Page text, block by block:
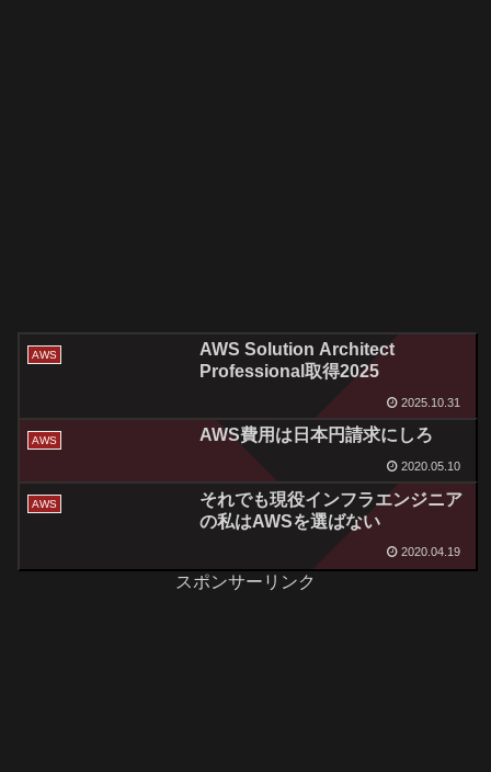
AWS
AWS Solution Architect
Professional取得2025
2025.10.31
AWS AWS費用は日本円請求にしろ
2020.05.10
AWS
それでも現役インフラエンジニア
の私はAWSを選ばない
2020.04.19
スポンサーリンク